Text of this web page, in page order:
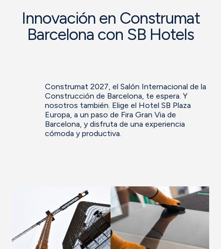
Innovación en Construmat
Barcelona con SB Hotels
Construmat 2027, el Salón Internacional de la
Construcción de Barcelona, te espera. Y
nosotros también. Elige el Hotel SB Plaza
Europa, a un paso de Fira Gran Via de
Barcelona, y disfruta de una experiencia
cómoda y productiva.